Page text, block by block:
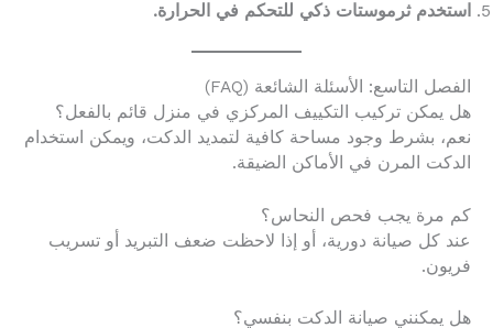
استخدم ثرموستات ذكي للتحكم في الحرارة.
الفصل التاسع: الأسئلة الشائعة (FAQ)
هل يمكن تركيب التكييف المركزي في منزل قائم بالفعل؟
نعم، بشرط وجود مساحة كافية لتمديد الدكت، ويمكن استخدام
الدكت المرن في الأماكن الضيقة.
كم مرة يجب فحص النحاس؟
عند كل صيانة دورية، أو إذا لاحظت ضعف التبريد أو تسريب
فريون.
هل يمكنني صيانة الدكت بنفسي؟